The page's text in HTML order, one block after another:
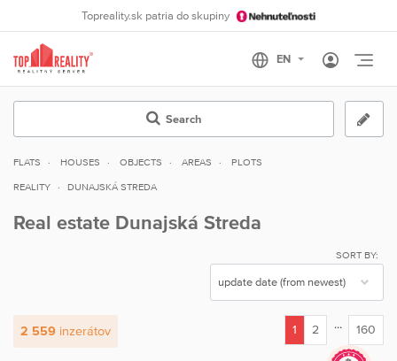
Topreality.sk patria do skupiny
Search
FLATS HOUSES OBJECTS AREAS PLOTS
REALITY DUNAJSKÁ STREDA
Real estate Dunajská Streda
SORT BY:
2 559 inzerátov
1
2 ... 160